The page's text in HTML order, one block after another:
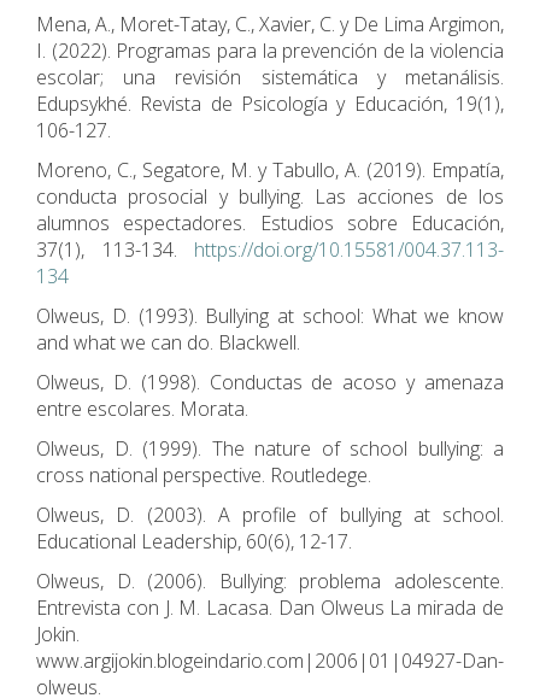
Mena, A., Moret-Tatay, C., Xavier, C. y De Lima Argimon,
I. (2022). Programas para la prevención de la violencia
escolar; una revisión sistemática y metanálisis.
Edupsykhé. Revista de Psicología y Educación, 19(1),
106-127.
Moreno, C., Segatore, M. y Tabullo, A. (2019). Empatía,
conducta prosocial y bullying. Las acciones de los
alumnos espectadores. Estudios sobre Educación,
37(1), 113-134. https://doi.org/10.15581/004.37.113-
134
Olweus, D. (1993). Bullying at school: What we know
and what we can do. Blackwell.
Olweus, D. (1998). Conductas de acoso y amenaza
entre escolares. Morata.
Olweus, D. (1999). The nature of school bullying: a
cross national perspective. Routledege.
Olweus, D. (2003). A profile of bullying at school.
Educational Leadership, 60(6), 12-17.
Olweus, D. (2006). Bullying: problema adolescente.
Entrevista con J. M. Lacasa. Dan Olweus La mirada de
Jokin.
www.argijokin.blogeindario.com|2006|01|04927-Dan-
olweus.